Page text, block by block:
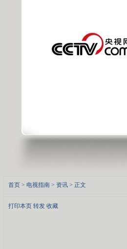
首页 > 电视指南 > 资讯 > 正文
打印本页 转发 收藏